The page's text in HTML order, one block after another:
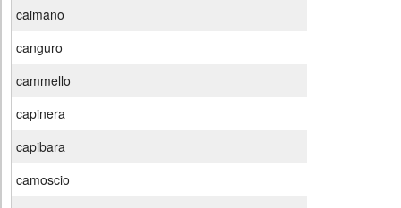
caimano
canguro
cammello
capinera
capibara
camoscio